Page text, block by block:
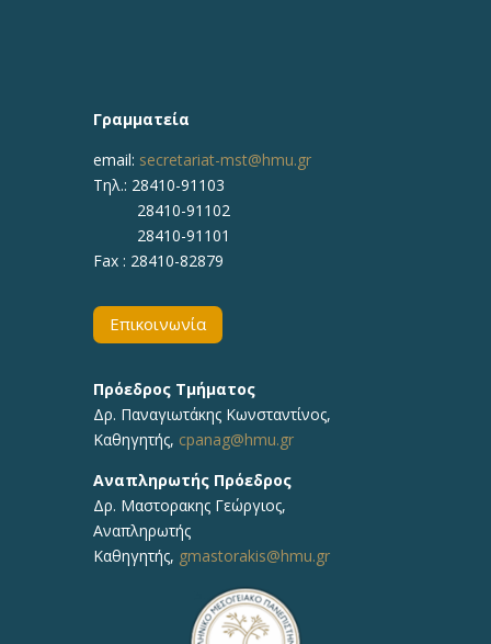
Γραμματεία
email: secretariat-mst@hmu.gr
Τηλ.: 28410-91103
28410-91102
28410-91101
Fax : 28410-82879
Επικοινωνία
Πρόεδρος Τμήματος
Δρ. Παναγιωτάκης Κωνσταντίνος,
Καθηγητής, cpanag@hmu.gr
Αναπληρωτής Πρόεδρος
Δρ. Μαστορακης Γεώργιος,
Αναπληρωτής
Καθηγητής, gmastorakis@hmu.gr